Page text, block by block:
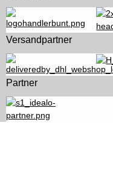
Versandpartner
Partner